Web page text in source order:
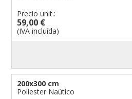
Precio unit.:
59,00 €
(IVA incluída)
200x300 cm
Poliester Naútico